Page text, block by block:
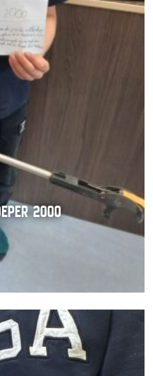
2000